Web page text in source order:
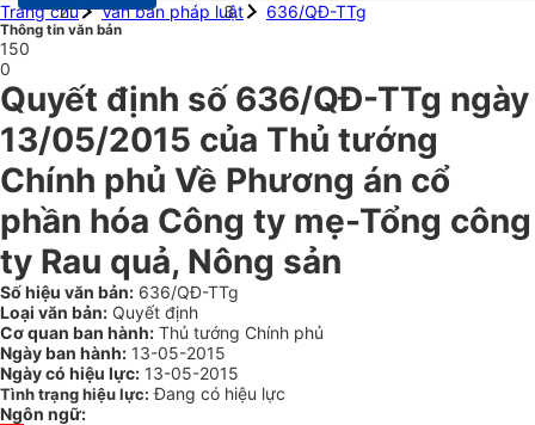
Trang chủ
Văn bản pháp luật 636/QĐ-TTg
Thông tin văn bản
150
0
Quyết định số 636/QĐ-TTg ngày
13/05/2015 của Thủ tướng
Chính phủ Về Phương án cổ
phần hóa Công ty mẹ-Tổng công
ty Rau quả, Nông sản
Số hiệu văn bản: 636/QĐ-TTg
Loại văn bản: Quyết định
Cơ quan ban hành: Thủ tướng Chính phủ
Ngày ban hành: 13-05-2015
Ngày có hiệu lực: 13-05-2015
Tình trạng hiệu lực: Đang có hiệu lực
Ngôn ngữ: